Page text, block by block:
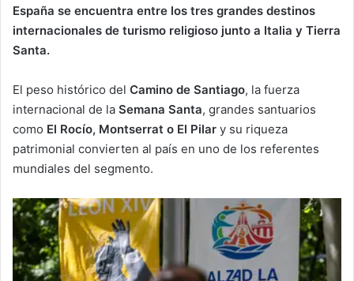
España se encuentra entre los tres grandes destinos
internacionales de turismo religioso junto a Italia y Tierra
Santa.
El peso histórico del Camino de Santiago, la fuerza
internacional de la Semana Santa, grandes santuarios
como El Rocío, Montserrat o El Pilar y su riqueza
patrimonial convierten al país en uno de los referentes
mundiales del segmento.